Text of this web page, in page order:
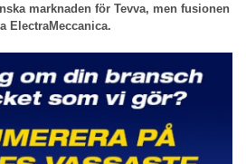
marknaden för Tevva, men fusionen
ElectraMeccanica.